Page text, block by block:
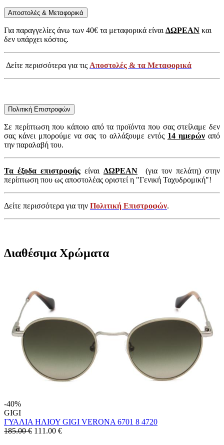
Αποστολές & Μεταφορικά
Για παραγγελίες άνω των 40€ τα μεταφορικά είναιΔΩΡΕΑΝ και
δεν υπάρχει κόστος.
Δείτε περισσότερα για τις Αποστολές & τα Μεταφορικά
Πολιτική Επιστροφών
Σε περίπτωση που κάποιο από τα προϊόντα που σας στείλαμε δεν
σας κάνει μπορούμε να σας το αλλάξουμε εντός 14 ημερώναπό
την παραλαβή του.
Τα έξοδα επιστροφής είναι ΔΩΡΕΑΝ (για τον πελάτη) στην
περίπτωση που ως αποστολέας οριστεί η "Γενική Ταχυδρομική"!
Δείτε περισσότερα για την Πολιτική Επιστροφών.
Διαθέσιμα Χρώματα
-40%
GIGI
ΓΥΑΛΙΑ ΗΛΙΟΥ GIGI VERONA 6701 8 4720
185.00 € 111.00 €